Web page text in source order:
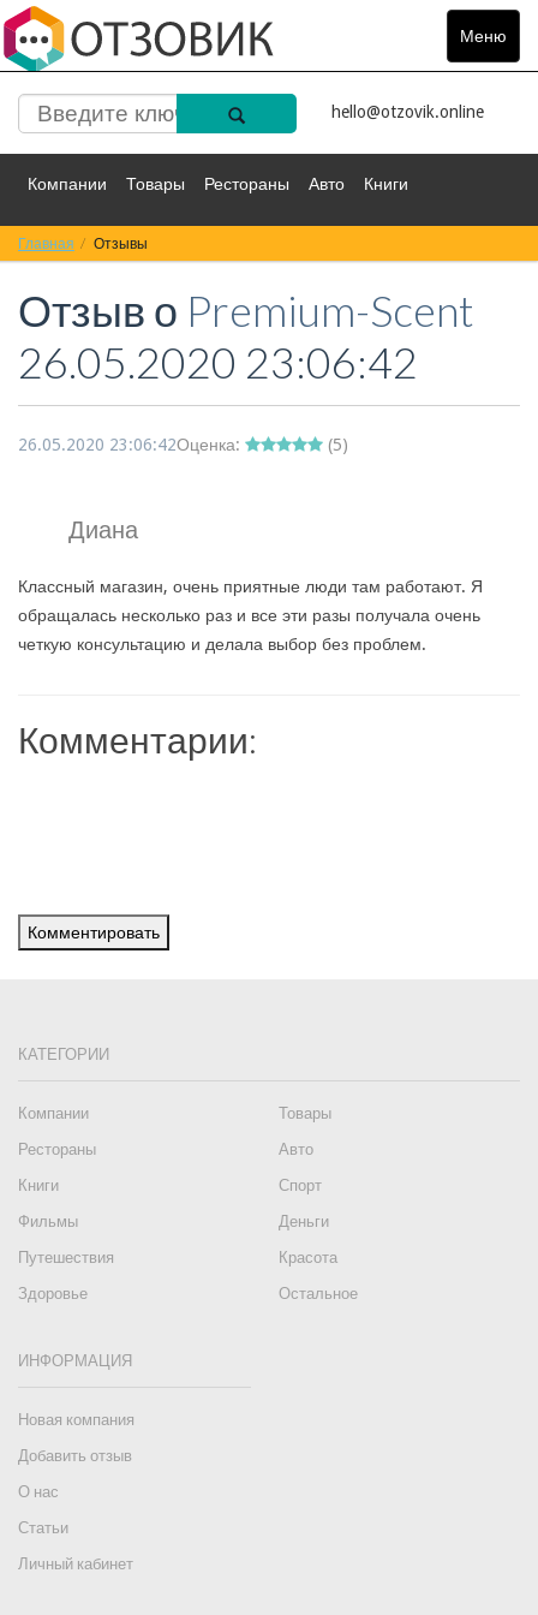
Меню
Toggle
hello@otzovik.online
Компании Товары Рестораны Авто Книги
Спорт Фильмы
Красота Здоровье Остальное
Главная Отзывы
Отзыв о Premium-Scent
26.05.2020 23:06:42
26.05.2020 23:06:42Оценка: (5)
Диана
Классный магазин, очень приятные люди там работают. Я
обращалась несколько раз и все эти разы получала очень
четкую консультацию и делала выбор без проблем.
Комментарии:
Комментировать
КАТЕГОРИИ
Компании
Товары
Рестораны
Авто
Книги
Спорт
Фильмы
Деньги
Путешествия
Красота
Здоровье
Остальное
ИНФОРМАЦИЯ
Новая компания
Добавить отзыв
О нас
Статьи
Личный кабинет